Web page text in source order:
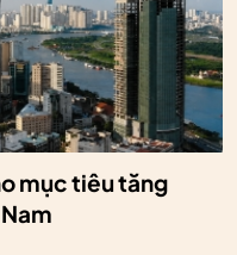
mục tiêu tăng